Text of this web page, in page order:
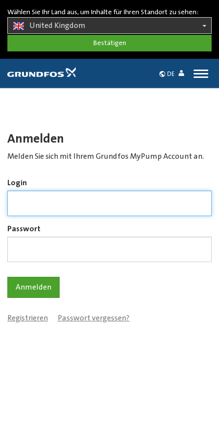
Wählen Sie Ihr Land aus, um Inhalte für Ihren Standort zu sehen:
United Kingdom
DE
Anmelden
Melden Sie sich mit Ihrem Grundfos MyPump Account an.
Login
Passwort
Registrieren Passwort vergessen?